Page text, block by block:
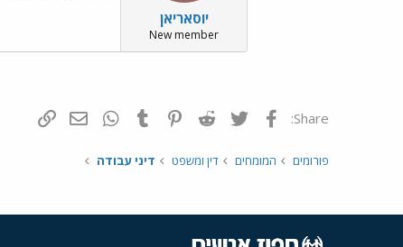
יוסאריאן
New member
Share: פייסבוק Twitter
Reddit
Pinterest
Tumblr
WhatsAppדואר אלקטרוני
פורומים המומחים דין ומשפט דיני עבודה